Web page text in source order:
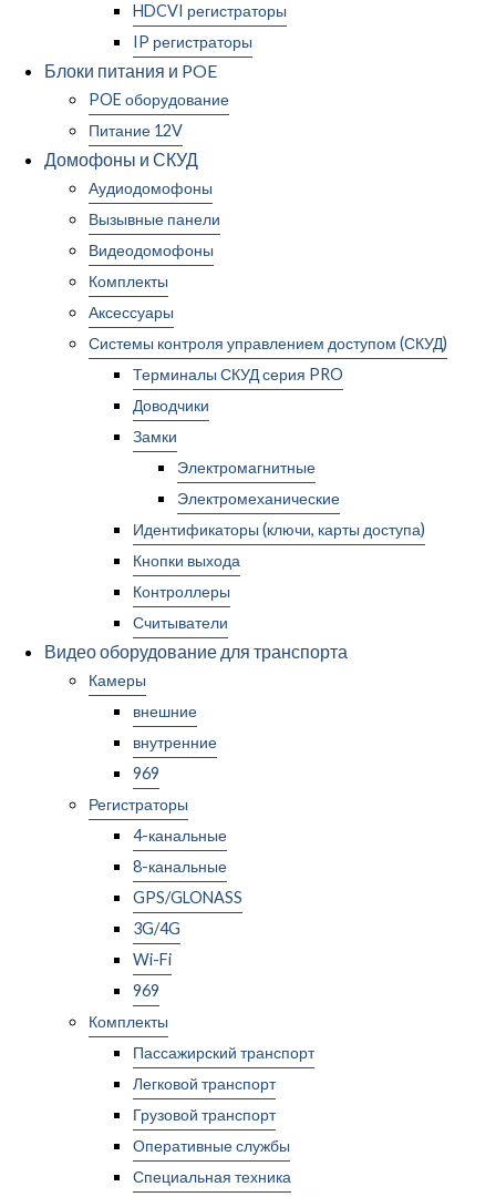
HDCVI регистраторы
IP регистраторы
Блоки питания и POE
POE оборудование
Питание 12V
Домофоны и СКУД
Аудиодомофоны
Вызывные панели
Видеодомофоны
Комплекты
Аксессуары
Системы контроля управлением доступом (СКУД)
Терминалы СКУД серия PRO
Доводчики
Замки
Электромагнитные
Электромеханические
Идентификаторы (ключи, карты доступа)
Кнопки выхода
Контроллеры
Считыватели
Видео оборудование для транспорта
Камеры
внешние
внутренние
969
Регистраторы
4-канальные
8-канальные
GPS/GLONASS
3G/4G
Wi-Fi
969
Комплекты
Пассажирский транспорт
Легковой транспорт
Грузовой транспорт
Оперативные службы
Специальная техника